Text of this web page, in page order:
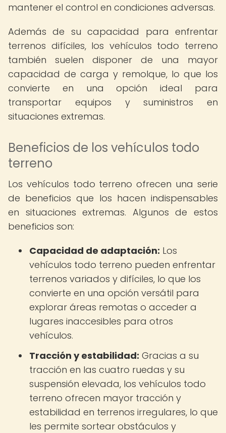
mantener el control en condiciones adversas.
Además de su capacidad para enfrentar
terrenos difíciles, los vehículos todo terreno
también suelen disponer de una mayor
capacidad de carga y remolque, lo que los
convierte en una opción ideal para
transportar equipos y suministros en
situaciones extremas.
Beneficios de los vehículos todo
terreno
Los vehículos todo terreno ofrecen una serie
de beneficios que los hacen indispensables
en situaciones extremas. Algunos de estos
beneficios son:
Capacidad de adaptación: Los
vehículos todo terreno pueden enfrentar
terrenos variados y difíciles, lo que los
convierte en una opción versátil para
explorar áreas remotas o acceder a
lugares inaccesibles para otros
vehículos.
Tracción y estabilidad: Gracias a su
tracción en las cuatro ruedas y su
suspensión elevada, los vehículos todo
terreno ofrecen mayor tracción y
estabilidad en terrenos irregulares, lo que
les permite sortear obstáculos y